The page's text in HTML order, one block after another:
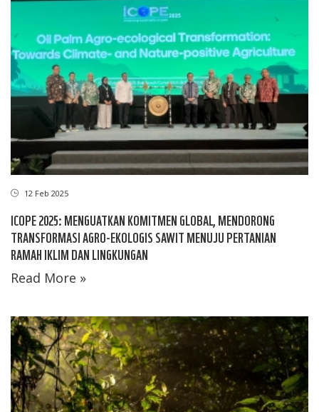
12 Feb 2025
ICOPE 2025: MENGUATKAN KOMITMEN GLOBAL, MENDORONG
TRANSFORMASI AGRO-EKOLOGIS SAWIT MENUJU PERTANIAN
RAMAH IKLIM DAN LINGKUNGAN
Read More »